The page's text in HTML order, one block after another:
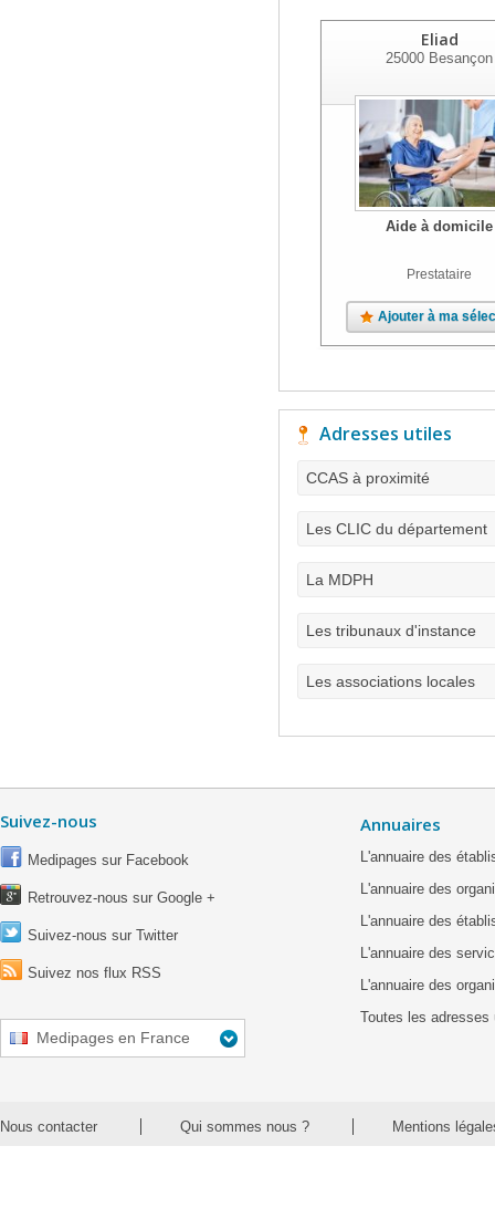
Eliad
25000 Besançon
Aide à domicile
Prestataire
Ajouter à ma
Adresses utiles
CCAS à proximité
Les CLIC du département
La MDPH
Les tribunaux d'instance
Les associations locales
Suivez-nous
Medipages sur Facebook
Retrouvez-nous sur Google +
Suivez-nous sur Twitter
Suivez nos flux RSS
Medipages en France
Annuaires
L'annuaire des
L'annuaire des
L'annuaire des
L'annuaire des
L'annuaire des
Toutes les adresses
Nous contacter Qui sommes nous ? Mentions